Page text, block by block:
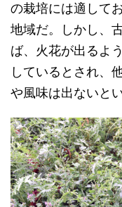
の栽培には適して
地域だ。しかし、
ば、火花が出るよ
しているとされ、
や風味は出ないとい